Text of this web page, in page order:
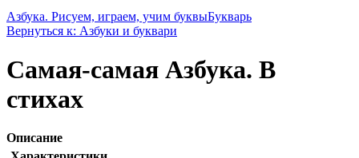
Азбука. Рисуем, играем, учим буквыБукварь
Вернуться к: Азбуки и буквари
Самая-самая Азбука. В
стихах
Описание